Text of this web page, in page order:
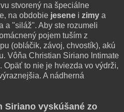
stvorený na špeciálne
na obdobie jesene i zimy a
a "siláž". Aby ste rozumeli
pojem tuším z
(obláčik, závoj, chvostík), akú
Vôňa Christian Siriano Intimate
Opäť to nie je hviezda vo výdrži,
A nádherná
Siriano vyskúšané zo